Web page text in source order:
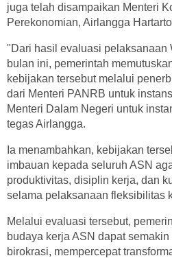
juga telah disampaikan Menteri
Perekonomian, Airlangga
"Dari hasil evaluasi pelaksanaan
bulan ini, pemerintah
kebijakan tersebut melalui
dari Menteri PANRB untuk
Menteri Dalam Negeri untuk
tegas Airlangga.
Ia menambahkan, kebijakan
imbauan kepada seluruh ASN
produktivitas, disiplin kerja, dan
selama pelaksanaan fleksibilitas
Melalui evaluasi tersebut,
budaya kerja ASN dapat
birokrasi, mempercepat